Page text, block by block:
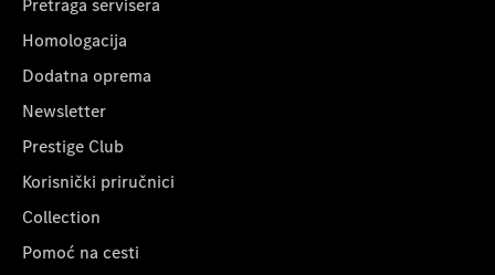
Pretraga servisera
Homologacija
Dodatna oprema
Newsletter
Prestige Club
Korisnički priručnici
Collection
Pomoć na cesti